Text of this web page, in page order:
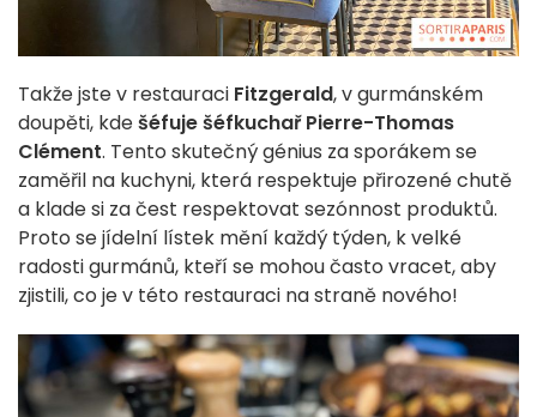
Takže jste v restauraci Fitzgerald, v gurmánském
doupěti, kdešéfuje šéfkuchař Pierre-Thomas
Clément. Tento skutečný génius za sporákem se
zaměřil na kuchyni, která respektuje přirozené chutě
a klade si za čest respektovat sezónnost produktů.
Proto se jídelní lístek mění každý týden, k velké
radosti gurmánů, kteří se mohou často vracet, aby
zjistili, co je v této restauraci na straně nového!